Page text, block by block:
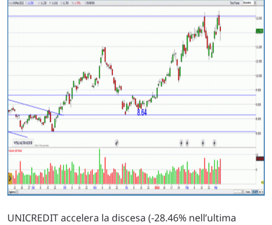
UNICREDIT accelera la discesa (-28.46% nell’ultima